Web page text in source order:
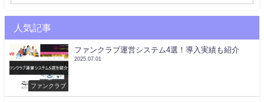
人気記事
ファンクラブ
ファンクラブ運営システム4選！導入実績も紹介
2025.07.01